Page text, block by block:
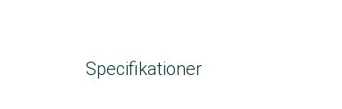
Specifikationer